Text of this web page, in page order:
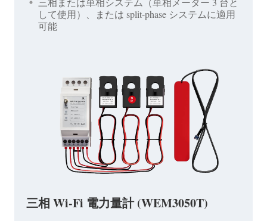
して使用）、または split-phase システムに適用
可能
三相 Wi-Fi 電力量計 (WEM3050T)